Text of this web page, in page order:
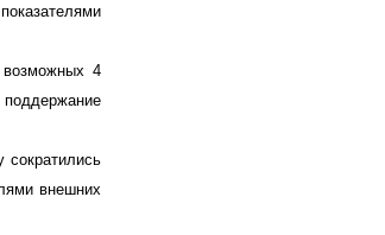
4
сократились
внешних